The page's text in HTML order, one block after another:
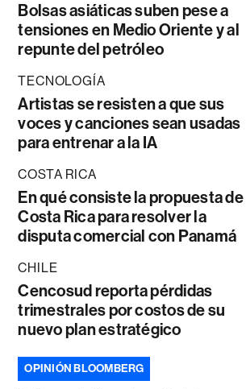
Bolsas asiáticas suben pese a
tensiones en Medio Oriente y al
repunte del petróleo
TECNOLOGÍA
Artistas se resisten a que sus
voces y canciones sean usadas
para entrenar a la IA
COSTA RICA
En qué consiste la propuesta de
Costa Rica para resolver la
disputa comercial con Panamá
CHILE
Cencosud reporta pérdidas
trimestrales por costos de su
nuevo plan estratégico
OPINIÓN BLOOMBERG